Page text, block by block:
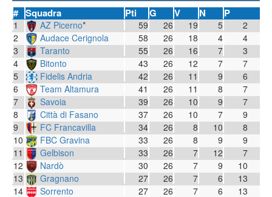
# Squadra Pti G V N P
1 AZ Picerno* 59 26 19 5
2
2
Audace Cerignola 58 26 18 4
4
3
Taranto 55 26 16 7
3
4
Bitonto 43 26 12 7
7
5
Fidelis Andria 42 26 11 9
6
6
Team Altamura 41 26 11 8
7
7
Savoia 39 26 10 9
7
8
Città di Fasano 37 26 10 7
9
9
FC Francavilla 34 26 8 10
8
10
FBC Gravina 33 26 8 9
9
11
Gelbison 33 26 7 12
7
12
Nardò 30 26 7 9
10
13
Gragnano 27 26 7 6
13
14
Sorrento 27 26 7 6
13